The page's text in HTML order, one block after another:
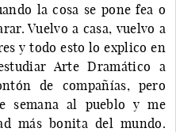
la cosa se pone fea o
Vuelvo a casa, vuelvo a
y todo esto lo explico en
Arte Dramático a
de compañías, pero
semana al pueblo y me
más bonita del mundo.